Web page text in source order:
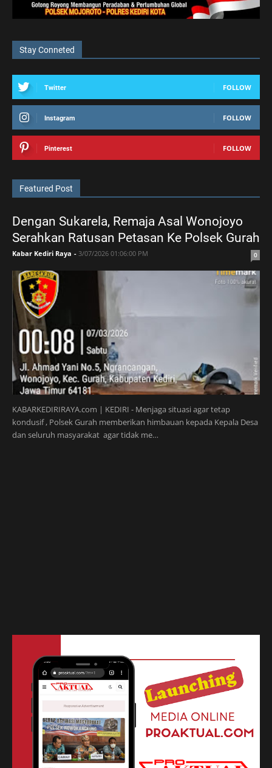
Stay Conneted
Twitter FOLLOW
Instagram FOLLOW
Pinterest FOLLOW
Featured Post
Dengan Sukarela, Remaja Asal Wonojoyo
Serahkan Ratusan Petasan Ke Polsek Gurah
Kabar Kediri Raya - 3/07/2026 01:06:00 PM 0
KABARKEDIRIRAYA.com | KEDIRI - Menjaga situasi agar tetap
kondusif , Polsek Gurah memberikan himbauan kepada Kepala Desa
dan seluruh masyarakat agar tidak me…